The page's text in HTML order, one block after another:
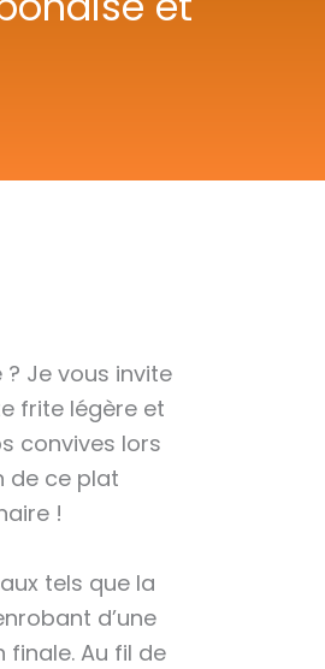
Je vous invite
frite légère et
convives lors
de ce plat
!
tels que la
d’une
Au fil de